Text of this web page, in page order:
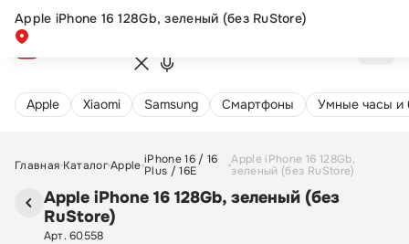
Apple Xiaomi Samsung Cмартфоны Умные часы и
Главная КаталогApple iPhone 16 / 16
Plus / 16E
Apple iPhone 16 128Gb,
зеленый (без RuStore)
Apple iPhone 16 128Gb, зеленый (без
RuStore)
Арт. 60558
Новинка
Apple iPhone 16 128Gb, зеленый (без RuStore)